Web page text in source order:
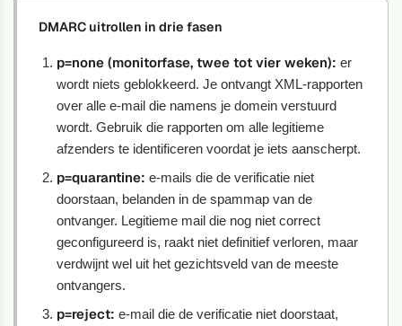
DMARC uitrollen in drie fasen
p=none (monitorfase, twee tot vier weken): er
wordt niets geblokkeerd. Je ontvangt XML-rapporten
over alle e-mail die namens je domein verstuurd
wordt. Gebruik die rapporten om alle legitieme
afzenders te identificeren voordat je iets aanscherpt.
p=quarantine: e-mails die de verificatie niet
doorstaan, belanden in de spammap van de
ontvanger. Legitieme mail die nog niet correct
geconfigureerd is, raakt niet definitief verloren, maar
verdwijnt wel uit het gezichtsveld van de meeste
ontvangers.
p=reject: e-mail die de verificatie niet doorstaat,